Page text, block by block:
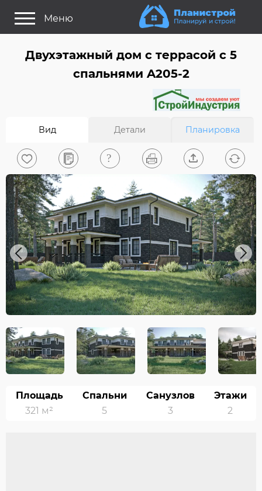
Меню
Как выбрать планировку?
Найти архитектора
На главную
0
Вход/Регистрация
Двухэтажный дом c террасой с 5
спальнями A205-2
Вид Детали Планировка
Previous Next
Площадь
321 м²
Спальни
5
Санузлов
3
Этажи
2